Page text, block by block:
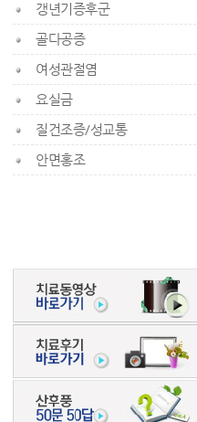
갱년기증후군
골다공증
여성관절염
요실금
질건조증/성교통
안면홍조